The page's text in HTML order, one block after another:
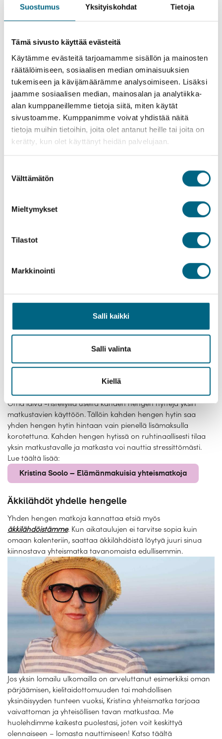
Suostumus Yksityiskohdat Tietoja
Tämä sivusto käyttää evästeitä
Käytämme evästeitä tarjoamamme sisällön ja mainosten
räätälöimiseen, sosiaalisen median ominaisuuksien
tukemiseen ja kävijämäärämme analysoimiseen. Lisäksi
jaamme sosiaalisen median, mainosalan ja analytiikka-
alan kumppaneillemme tietoja siitä, miten käytät
sivustoamme. Kumppanimme voivat yhdistää näitä
tietoja muihin tietoihin, joita olet antanut heille tai joita on
kerätty, kun olet käyttänyt heidän palvelujaan.
valinta
Välttämätön
Mieltymykset
Tilastot
Markkinointi
Salli kaikki
Salli valinta
Kiellä
puhuvat suomea. Voit jo matkaa varatessa miettiä, haluatko
matkata vain suomalaisessa seurassa vai haluaisitko nauttia
kielitaitoasi. Kristinan yhteismatkaajat ovat hyvin välittömiä ja
ei jää yksin risteilyllämme. Olemme kuulleet monista
matkoillamme syntyneistä ystävyyssuhteista. Voit kuitenkin olla
oma itsesi ja juuri niin yhteisöllinen kuin haluat. Voit viettää
runsaasti aikaa yksin, mutta halutessasi saat aina seuraa
muista matkustajista ja matkanjohtajistamme. Yhteisöllisyys on
loppujen lopuksi tunne, ei välttämättä jatkuvaa yhdessä
tekemistä. Jo tietoisuus lähellä olevista ihmisistä voi poistaa
kokemusta yksinäisyyden tunteesta.
Kristina Cruises -risteilyiltä löytyy joustava tarjonta yhden
hengen hyttejä ilman nais- ja miespaikkoja. Yhden hengen
matkustaminen ei siis ole kalliimpaa kuin kahden hengen
hytissä majoittuminen. Kaksin matkustaessa kustannukset
matkustus näyttäytyy ensikatsomalta edullisempana.
Todellisuudessa yksin matkustava maksaa matkastaan
kuitenkin vähemmän kuin esimerkiksi pariskunta. Varaamme
Oma laiva -risteilyillä useita kahden hengen hyttejä yksin
matkustavien käyttöön. Tällöin kahden hengen hytin saa
yhden hengen hytin hintaan vain pienellä lisämaksulla
korotettuna. Kahden hengen hytissä on ruhtinaallisesti tilaa
yksin matkustavalle ja matkasta voi nauttia stressittömästi.
Lue täältä lisää:
Kristina Soolo – Elämänmakuisia yhteismatkoja
Äkkilähdöt yhdelle hengelle
Yhden hengen matkoja kannattaa etsiä myös
äkkilähdöistämme. Kun aikataulujen ei tarvitse sopia kuin
omaan kalenteriin, saattaa äkkilähdöistä löytyä juuri sinua
kiinnostava yhteismatka tavanomaista edullisemmin.
Jos yksin lomailu ulkomailla on arveluttanut esimerkiksi oman
pärjäämisen, kielitaidottomuuden tai mahdollisen
yksinäisyyden tunteen vuoksi, Kristina yhteismatka tarjoaa
vaivattoman ja yhteisöllisen tavan matkustaa. Me
huolehdimme kaikesta puolestasi, joten voit keskittyä
olennaiseen – lomasta nauttimiseen! Katso täältä